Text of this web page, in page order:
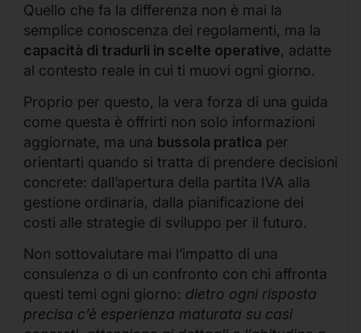
Quello che fa la differenza non è mai la
semplice conoscenza dei regolamenti, ma la
capacità di tradurli in scelte operative, adatte
al contesto reale in cui ti muovi ogni giorno.
Proprio per questo, la vera forza di una guida
come questa è offrirti non solo informazioni
aggiornate, ma una bussola pratica per
orientarti quando si tratta di prendere decisioni
concrete: dall’apertura della partita IVA alla
gestione ordinaria, dalla pianificazione dei
costi alle strategie di sviluppo per il futuro.
Non sottovalutare mai l’impatto di una
consulenza o di un confronto con chi affronta
questi temi ogni giorno: dietro ogni risposta
precisa c’è esperienza maturata su casi